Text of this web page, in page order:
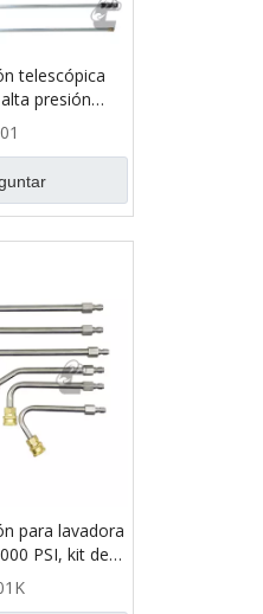
telescópica
presión
para lavadora
PSI, kit de
1/4''